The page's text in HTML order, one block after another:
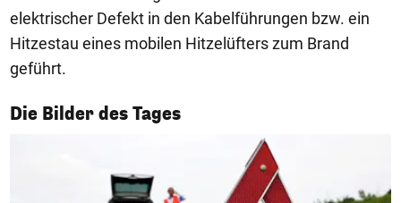
elektrischer Defekt in den Kabelführungen bzw. ein
Hitzestau eines mobilen Hitzelüfters zum Brand
geführt.
Die Bilder des Tages
1/50